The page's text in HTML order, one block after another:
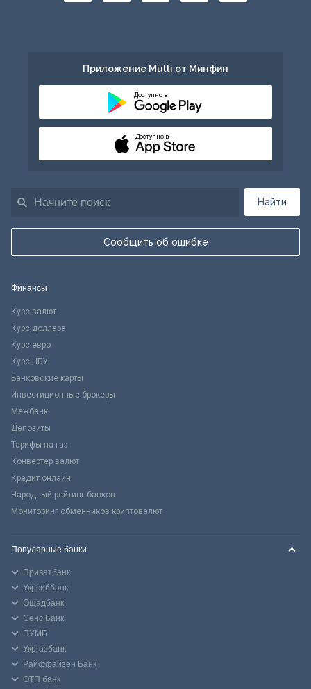
Найти
Сообщить об ошибке
Приложение Multi от Минфин
Доступно в
Доступно в
Финансы
Курс валют
Курс доллара
Курс евро
Курс НБУ
Банковские карты
Инвестиционные брокеры
Межбанк
Депозиты
Тарифы на газ
Конвертер валют
Кредит онлайн
Народный рейтинг банков
Мониторинг обменников криптовалют
Популярные банки
Приватбанк
Укрсиббанк
Ощадбанк
Сенс Банк
ПУМБ
Укргазбанк
Райффайзен Банк
ОТП банк